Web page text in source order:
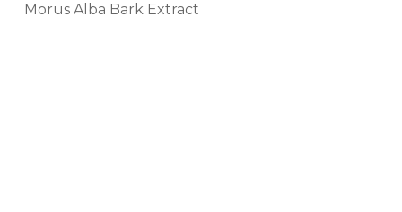
Morus Alba Bark Extract